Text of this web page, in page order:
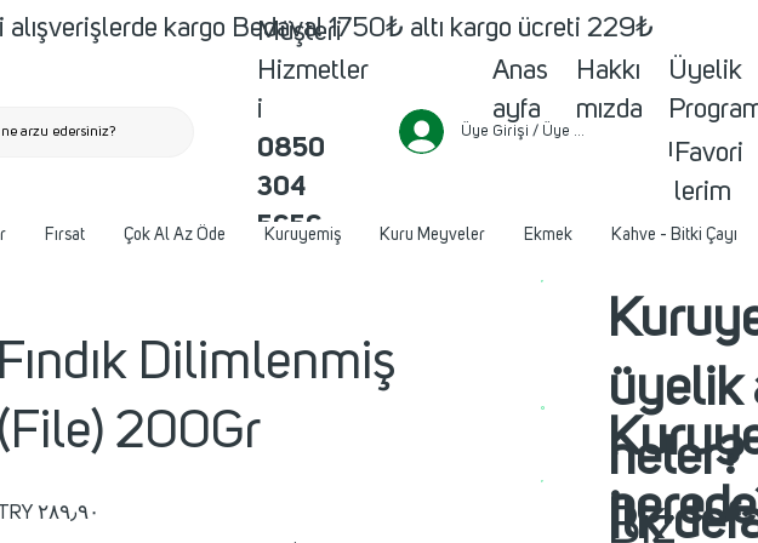
kargo Bedava! 1750₺ altı kargo ücreti 229₺
Anas
ayfa
Hakkı
mızda
Üyelik
ı
arzu edersiniz?
Müşteri
Hizmetler
i
0850
304
5656
Üye Girişi / Üye ol
Favori
lerim
Fırsat Çok Al Az Öde Kuruyemiş Kuru Meyveler Ekmek Kahve - Bitki Çayı
Dilimlenmiş
200Gr
TRY ۲۸۹٫۹۰
üyelik
neler?
Biz
İlk